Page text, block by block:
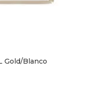
Gold/Blanco